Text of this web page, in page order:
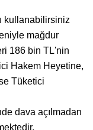
kullanabilirsiniz
mağdur
186 bin TL'nin
Hakem Heyetine,
Tüketici
dava açılmadan